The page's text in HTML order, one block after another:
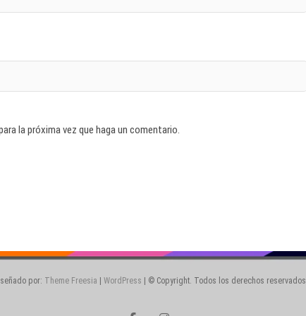
la próxima vez que haga un comentario.
por: Theme Freesia WordPress | © Copyright. Todos los derechos